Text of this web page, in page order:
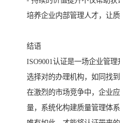
培养企业内部管理人才，让
结语
ISO9001认证是一场企业管理
选择对的办理机构，如同找到
在激烈的市场竞争中，企业
量，系统化构建质量管理体系